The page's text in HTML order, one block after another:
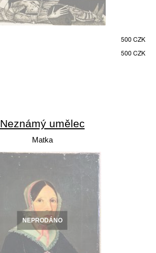
500 CZK
500 CZK
Neznámý umělec
Matka
NEPRODÁNO